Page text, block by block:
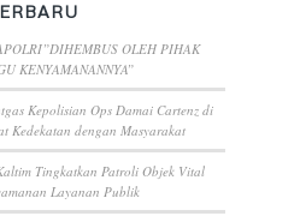
OLEH PIHAK
KENYAMANANNYA”
Kepolisian Ops Damai Cartenz di
Kedekatan dengan Masyarakat
Tingkatkan Patroli Objek Vital
Layanan Publik